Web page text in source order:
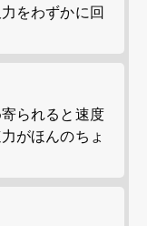
をわずかに回
られると速度
がほんのちょ